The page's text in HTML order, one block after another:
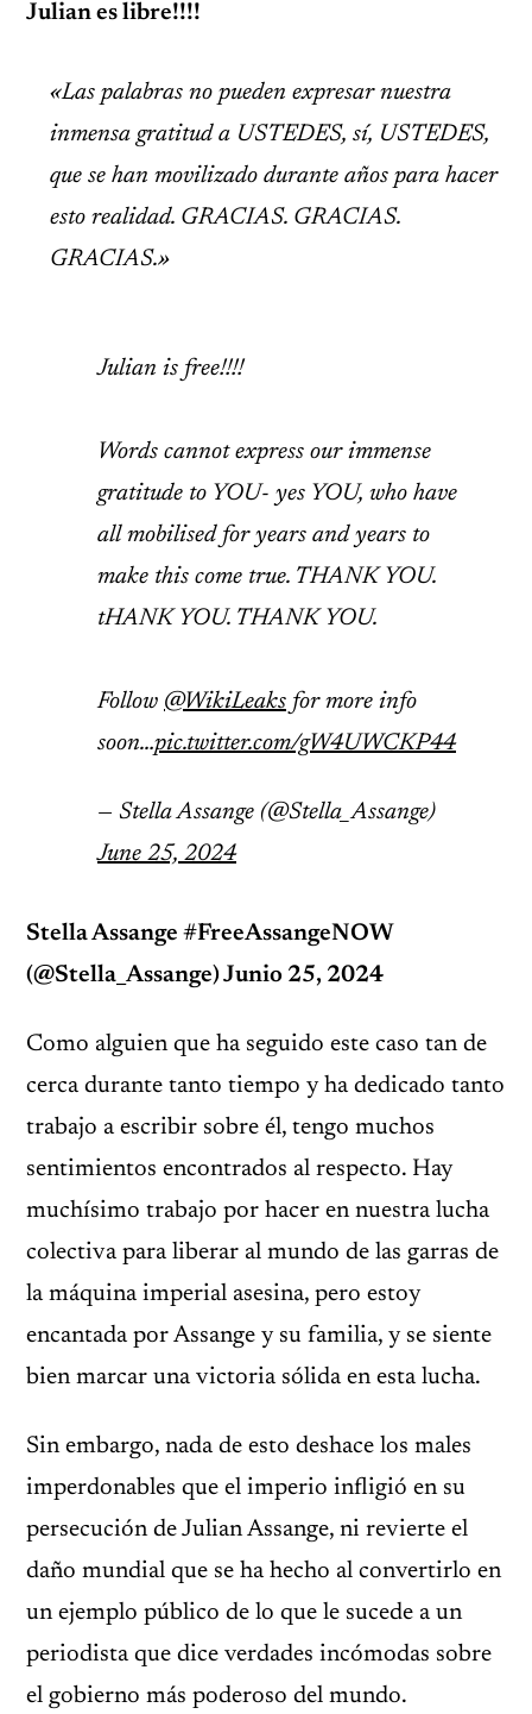
Julian es libre!!!!
«Las palabras no pueden expresar nuestra
inmensa gratitud a USTEDES, sí, USTEDES,
que se han movilizado durante años para hacer
esto realidad. GRACIAS. GRACIAS.
GRACIAS.»
Julian is free!!!!
Words cannot express our immense
gratitude to YOU- yes YOU, who have
all mobilised for years and years to
make this come true. THANK YOU.
tHANK YOU. THANK YOU.
Follow @WikiLeaks for more info
soon…pic.twitter.com/gW4UWCKP44
— Stella Assange (@Stella_Assange)
June 25, 2024
Stella Assange #FreeAssangeNOW
(@Stella_Assange) Junio 25, 2024
Como alguien que ha seguido este caso tan de
cerca durante tanto tiempo y ha dedicado tanto
trabajo a escribir sobre él, tengo muchos
sentimientos encontrados al respecto. Hay
muchísimo trabajo por hacer en nuestra lucha
colectiva para liberar al mundo de las garras de
la máquina imperial asesina, pero estoy
encantada por Assange y su familia, y se siente
bien marcar una victoria sólida en esta lucha.
Sin embargo, nada de esto deshace los males
imperdonables que el imperio infligió en su
persecución de Julian Assange, ni revierte el
daño mundial que se ha hecho al convertirlo en
un ejemplo público de lo que le sucede a un
periodista que dice verdades incómodas sobre
el gobierno más poderoso del mundo.